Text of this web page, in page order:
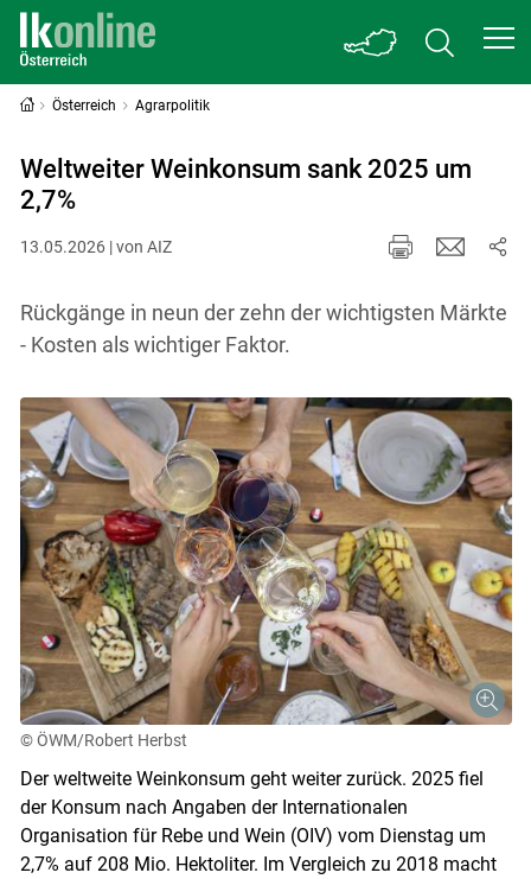
Österreich Agrarpolitik
Weltweiter Weinkonsum sank 2025 um
2,7%
13.05.2026 | von AIZ
Rückgänge in neun der zehn der wichtigsten Märkte
- Kosten als wichtiger Faktor.
© ÖWM/Robert Herbst
Der weltweite Weinkonsum geht weiter zurück. 2025 fiel
der Konsum nach Angaben der Internationalen
Organisation für Rebe und Wein (OIV) vom Dienstag um
2,7% auf 208 Mio. Hektoliter. Im Vergleich zu 2018 macht